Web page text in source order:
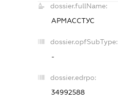
dossier.fullName:
АРМАССТУС
dossier.opfSubType:
-
dossier.edrpo:
34992588